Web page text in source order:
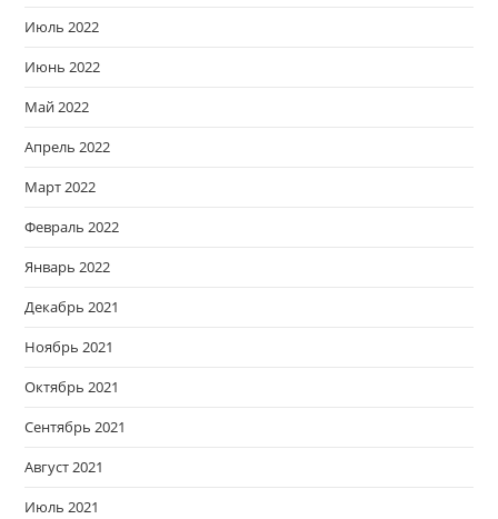
Июль 2022
Июнь 2022
Май 2022
Апрель 2022
Март 2022
Февраль 2022
Январь 2022
Декабрь 2021
Ноябрь 2021
Октябрь 2021
Сентябрь 2021
Август 2021
Июль 2021